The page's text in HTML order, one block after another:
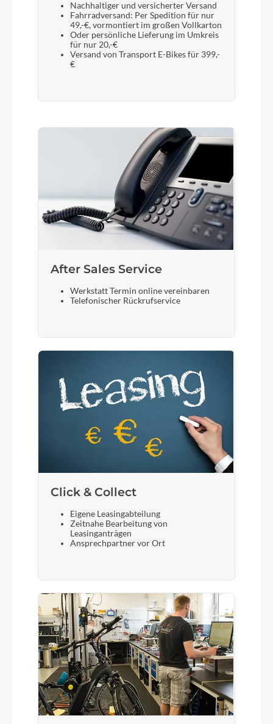
Nachhaltiger und versicherter Versand
Fahrradversand: Per Spedition für nur
49,-€, vormontiert im großen Vollkarton
Oder persönliche Lieferung im Umkreis
für nur 20,-€
Versand von Transport E-Bikes für 399,-
€
After Sales Service
Werkstatt Termin online vereinbaren
Telefonischer Rückrufservice
Click & Collect
Eigene Leasingabteilung
Zeitnahe Bearbeitung von
Leasinganträgen
Ansprechpartner vor Ort